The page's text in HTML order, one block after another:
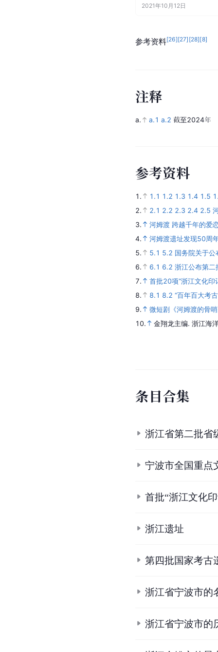
2021年10月12日
参考资料[26][27] [28][8]
注释
a. a.1 a.2 截至2024年
参考资料
1. 1.1 1.2 1.3 1.4 1.5
2.
2.1 2.2 2.3 2.4 2.5
3.
河姆渡 跨越千年的爱
4.
河姆渡遗址发现50周
5.
5.1 5.2 国务院关于
6.
6.1 6.2 浙江公布第二
7.
首批20项“浙江文化印
8.
8.1 8.2 “百年百大考
9.
微短剧《河姆渡的骨
10.
金翔龙主编. 浙江海
条目合集
浙江省第二批省
宁波市全国重点
首批“浙江文化
浙江遗址
第四批国家考古
浙江省宁波市的
浙江省宁波市的